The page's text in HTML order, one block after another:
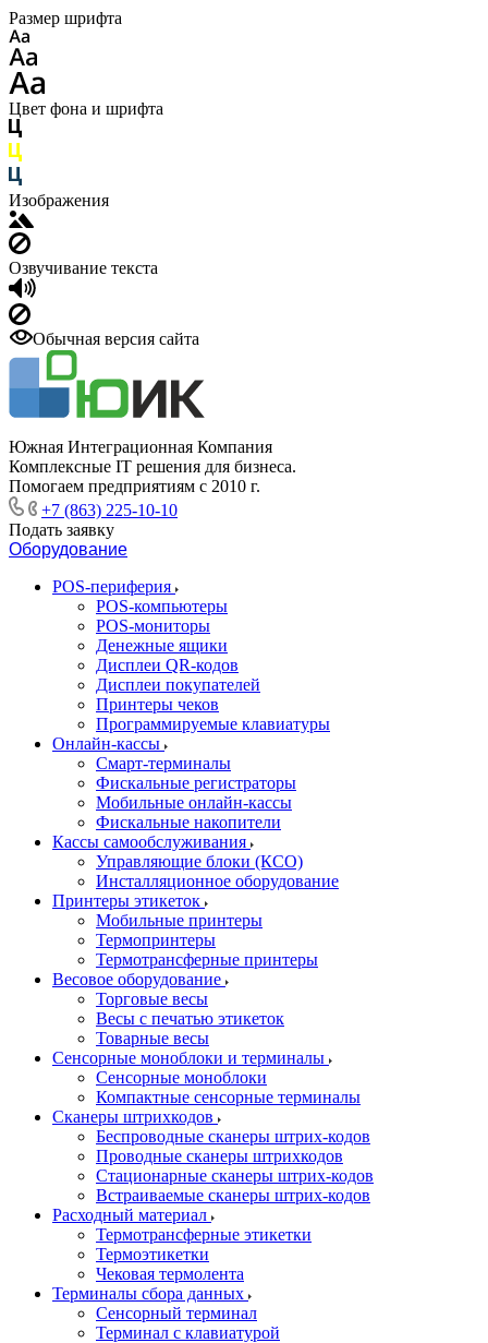
Размер шрифта
Цвет фона и шрифта
Изображения
Озвучивание текста
Обычная версия сайта
Южная Интеграционная Компания
Комплексные IT решения для бизнеса.
Помогаем предприятиям с 2010 г.
+7 (863) 225-10-10
Подать заявку
Оборудование
POS-периферия
POS-компьютеры
POS-мониторы
Денежные ящики
Дисплеи QR-кодов
Дисплеи покупателей
Принтеры чеков
Программируемые клавиатуры
Онлайн-кассы
Смарт-терминалы
Фискальные регистраторы
Мобильные онлайн-кассы
Фискальные накопители
Кассы самообслуживания
Управляющие блоки (КСО)
Инсталляционное оборудование
Принтеры этикеток
Мобильные принтеры
Термопринтеры
Термотрансферные принтеры
Весовое оборудование
Торговые весы
Весы с печатью этикеток
Товарные весы
Сенсорные моноблоки и терминалы
Сенсорные моноблоки
Компактные сенсорные терминалы
Сканеры штрихкодов
Беспроводные сканеры штрих-кодов
Проводные сканеры штрихкодов
Стационарные сканеры штрих-кодов
Встраиваемые сканеры штрих-кодов
Расходный материал
Термотрансферные этикетки
Термоэтикетки
Чековая термолента
Терминалы сбора данных
Сенсорный терминал
Терминал с клавиатурой